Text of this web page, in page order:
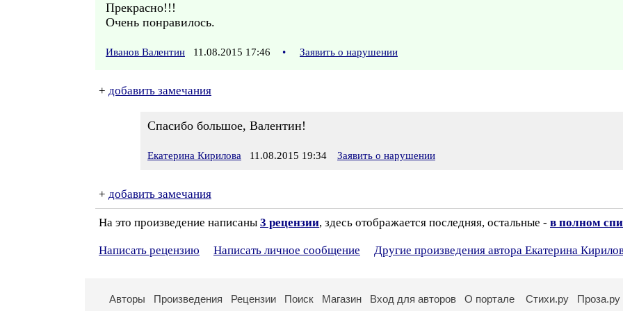
Прекрасно!!!
Очень понравилось.
Иванов Валентин 11.08.2015 17:46 • Заявить о нарушении
+ добавить замечания
Спасибо большое, Валентин!
Екатерина Кирилова 11.08.2015 19:34 Заявить о нарушении
+ добавить замечания
На это произведение написаны 3 рецензии, здесь отображается последняя, остальные - в полном
Написать рецензию Написать личное сообщение Другие произведения автора Екатерина
Авторы Произведения Рецензии Поиск Магазин Вход для авторов О портале Стихи.ру Проза.ру